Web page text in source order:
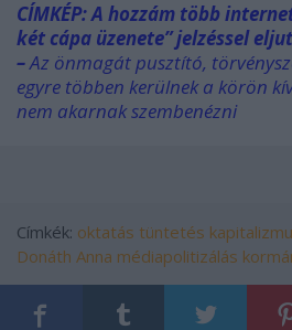
CÍMKÉP: A hozzám több
két cápa üzenete” jelzéssel
–Az önmagát pusztító,
egyre többen kerülnek a körön
nem akarnak szembenézni
Címkék: oktatás tüntetés
Donáth Anna médiapolitizálás